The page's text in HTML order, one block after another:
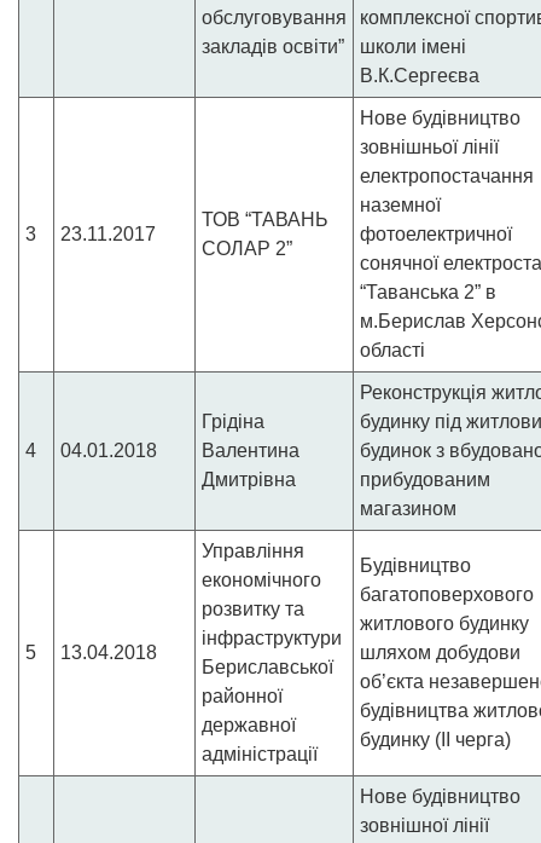
обслуговування
закладів освіти”
комплексної
школи імені
В.К.Сергеєва
3 23.11.2017
ТОВ “ТАВАНЬ
СОЛАР 2”
Нове будівництво
зовнішньої лінії
електропостачання
наземної
фотоелектричної
сонячної
“Таванська 2” в
м.Берислав
області
4 04.01.2018
Грідіна
Валентина
Дмитрівна
Реконструкція
будинку під
будинок з
прибудованим
магазином
5 13.04.2018
Управління
економічного
розвитку та
інфраструктури
Бериславської
районної
державної
адміністрації
Будівництво
багатоповерхового
житлового будинку
шляхом добудови
об’єкта
будівництва
будинку (II черга)
Нове будівництво
зовнішної лінії